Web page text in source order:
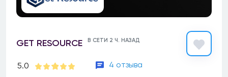
GET RESOURCE В СЕТИ 2 Ч. НАЗАД
5.0 4 отзыва